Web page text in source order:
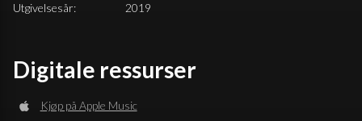
Utgivelsesår: 2019
Digitale ressurser
Kjøp på Apple Music